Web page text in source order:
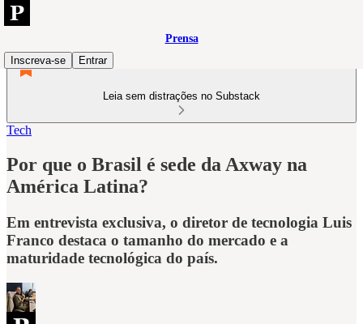
Prensa
Inscreva-se
Entrar
Leia sem distrações no Substack
Tech
Por que o Brasil é sede da Axway na
América Latina?
Em entrevista exclusiva, o diretor de tecnologia Luis
Franco destaca o tamanho do mercado e a
maturidade tecnológica do país.